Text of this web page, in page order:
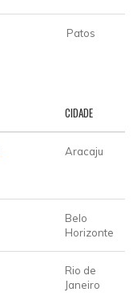
Patos
CIDADE
Aracaju
Belo
Horizonte
Rio de
Janeiro